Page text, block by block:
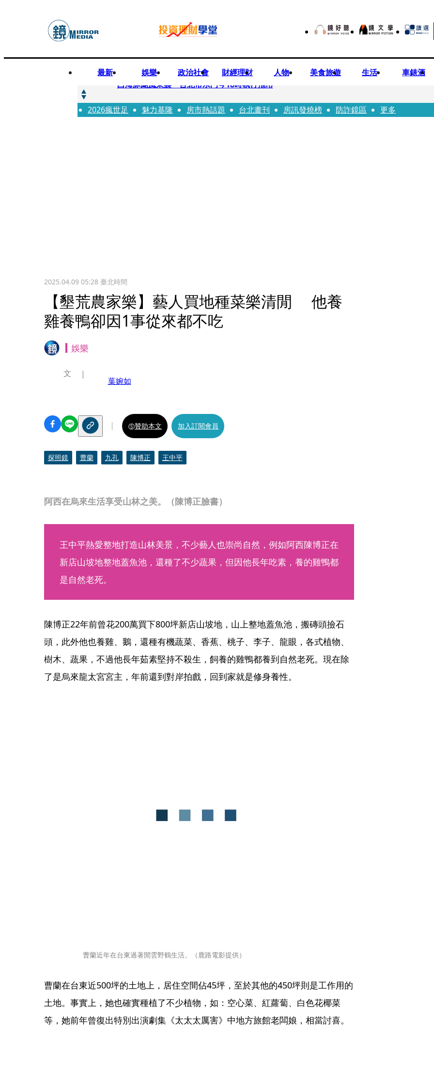
最新 娛樂 政治社會 財經理財 人物 美食旅遊 生活 車錶酒
快訊
白海豚颱風來襲 台北市水門今18時執行拖吊
快訊
AKIRA台北唱到一半突收兒子告白「爸爸I LOVE YOU」 驚喜林志玲同步曝光父親節「披
2026瘋世足 魅力基隆 房市熱話題 台北畫刊 房訊發燒榜 防詐鏡區 更多
2025.04.09 05:28臺北時間
【墾荒農家樂】藝人買地種菜樂清閒 他養
雞養鴨卻因1事從來都不吃
娛樂
阿西在烏來生活享受山林之美。（陳博正臉書）
文
葉婉如
贊助本文 加入訂閱會員
探照鏡 曹蘭 九孔 陳博正 王中平
王中平熱愛整地打造山林美景，不少藝人也崇尚自然，例如阿西陳博正在
新店山坡地整地蓋魚池，還種了不少蔬果，但因他長年吃素，養的雞鴨都
是自然老死。
陳博正22年前曾花200萬買下800坪新店山坡地，山上整地蓋魚池，搬磚頭撿石
頭，此外他也養雞、鵝，還種有機蔬菜、香蕉、桃子、李子、龍眼，各式植物、
樹木、蔬果，不過他長年茹素堅持不殺生，飼養的雞鴨都養到自然老死。現在除
了是烏來龍太宮宮主，年前還到對岸拍戲，回到家就是修身養性。
曹蘭近年在台東過著閒雲野鶴生活。（鹿路電影提供）
曹蘭在台東近500坪的土地上，居住空間佔45坪，至於其他的450坪則是工作用的
土地。事實上，她也確實種植了不少植物，如：空心菜、紅蘿蔔、白色花椰菜
等，她前年曾復出特別出演劇集《太太太厲害》中地方旅館老闆娘，相當討喜。